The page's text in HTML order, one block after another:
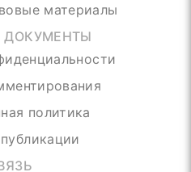
материалы
ДОКУМЕНТЫ
политика